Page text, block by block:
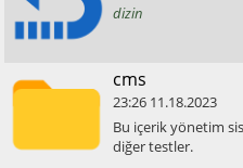
dizin
​cms
23:26 11.18.2023
​Bu içerik yönetim
diğer testler.